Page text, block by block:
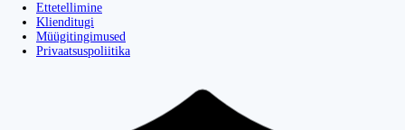
Ettetellimine
Klienditugi
Müügitingimused
Privaatsuspoliitika